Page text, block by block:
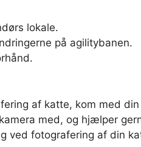
lokale.
på agilitybanen.
af katte, kom med
med, og hjælper
ved fotografering af din